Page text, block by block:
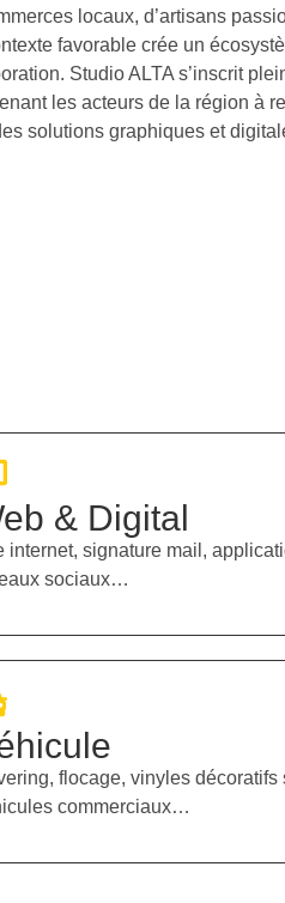
locaux, d’artisans
favorable crée un
Studio ALTA s’inscrit
les acteurs de la région à
solutions graphiques et
& Digital
internet, signature mail,
sociaux…
flocage, vinyles décoratifs
commerciaux…